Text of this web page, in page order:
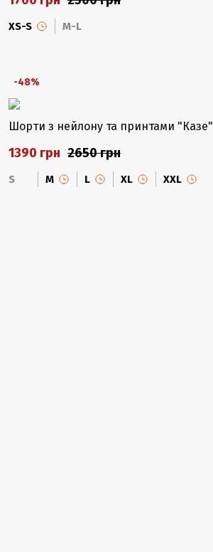
XS-S M-L
-48%
Шорти з нейлону та принтами "Казе"
1390 грн 2650 грн
S M L XL XXL